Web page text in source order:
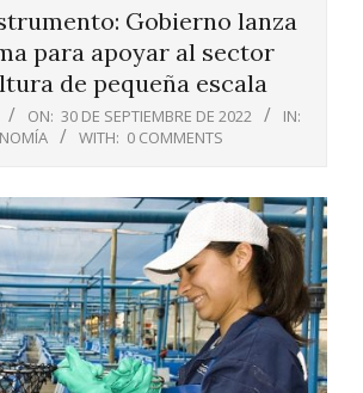
Gobierno lanza
para apoyar al sector
de pequeña escala
ON: 30 DE SEPTIEMBRE DE 2022
IN:
WITH: 0 COMMENTS